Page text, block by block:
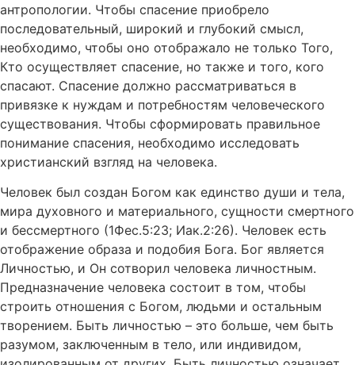
антропологии. Чтобы спасение приобрело
последовательный, широкий и глубокий смысл,
необходимо, чтобы оно отображало не только Того,
Кто осуществляет спасение, но также и того, кого
спасают. Спасение должно рассматриваться в
привязке к нуждам и потребностям человеческого
существования. Чтобы сформировать правильное
понимание спасения, необходимо исследовать
христианский взгляд на человека.
Человек был создан Богом как единство души и тела,
мира духовного и материального, сущности смертного
и бессмертного (1Фес.5:23; Иак.2:26). Человек есть
отображение образа и подобия Бога. Бог является
Личностью, и Он сотворил человека личностным.
Предназначение человека состоит в том, чтобы
строить отношения с Богом, людьми и остальным
творением. Быть личностью – это больше, чем быть
разумом, заключенным в тело, или индивидом,